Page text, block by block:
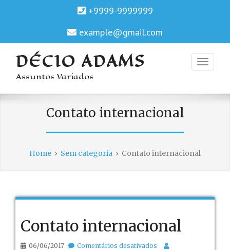
+9999-9999999
example@gmail.com
DÉCIO ADAMS
Assuntos Variados
Contato internacional
Home › Sem categoria › Contato internacional
Contato internacional
06/06/2017 Comentários desativados em